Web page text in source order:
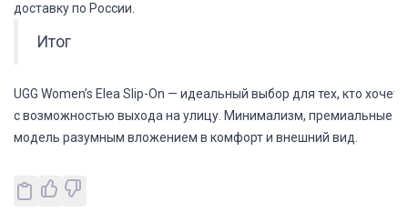
доставку по России.
Итог
UGG Women’s Elea Slip-On — идеальный выбор для тех, кто
с возможностью выхода на улицу. Минимализм, премиальные
модель разумным вложением в комфорт и внешний вид.